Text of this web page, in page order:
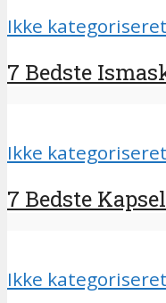
Ikke kategoriseret
7 Bedste
Ikke kategoriseret
7 Bedste
Ikke kategoriseret